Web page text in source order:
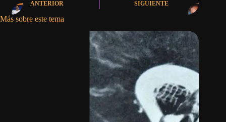
ANTERIOR SIGUIENTE
Más sobre este tema